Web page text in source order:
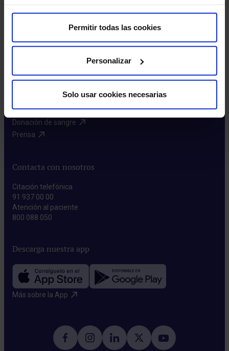
Permitir todas las cookies
Personalizar
Solo usar cookies necesarias
HM CINAC​
Enlaces de interés
Aseguradoras y mutuas​
Preguntas frecuentes​
Donación de sangre​
Prensa​
Contacta con nosotros
Citación telefónica
91 937 00 00
Atención al paciente
800 088 050
Descarga nuestra app
Más sobre la App​